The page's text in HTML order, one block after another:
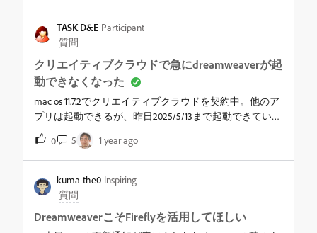
じてしまい今は21.4に戻しています
と、起動しようとクリックしても起動しなくなりまし
た。ただ、タスクマネージャーで見ると、バックグラウ
ンドプロセスで動いているようです。&nbsp;環境はデス
クトップwindows10Proプロセッサ：Intel(R) Core(TM) i7-
4770 CPU @ 3.40GHz 3.40 GHzRAM：16GB&nbsp;アンインス
トール～インストールは２回やってみました。パソコン
の再起動は何回かやっています。&nbsp;解決方法が何か
ありましたら教えてください。
TASK D&E Participant
質問
クリエイティブクラウドで急にdreamweaverが起
動できなくなった
mac os 11.7.2でクリエイティブクラウドを契約中。他のア
プリは起動できるが、昨日2025/5/13まで起動できていた
のに本日5/14に］突然起動できなくなった。仕事が止ま
ってしまった。どうしたらいいか分からない。どなたか
助けてください。
0 5 1 year ago
kuma-the0 Inspiring
質問
DreamweaverこそFireflyを活用してほしい